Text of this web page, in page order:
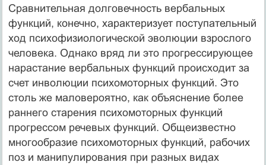
Сравнительная долговечность вербальных
функций, конечно, характеризует поступательный
ход психофизиологической эволюции взрослого
человека. Однако вряд ли это прогрессирующее
нарастание вербальных функций происходит за
счет инволюции психомоторных функций. Это
столь же маловероятно, как объяснение более
раннего старения психомоторных функций
прогрессом речевых функций. Общеизвестно
многообразие психомоторных функций, рабочих
поз и манипулирования при разных видах